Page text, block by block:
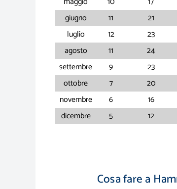
giugno
11 21
luglio
12 23
agosto
11 24
settembre
9 23
ottobre
7 20
novembre
6 16
dicembre
5 12
Cosa fare a